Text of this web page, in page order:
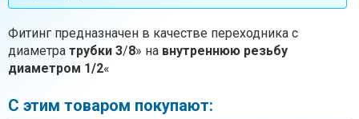
Фитинг предназначен в качестве переходника с
диаметра трубки 3/8» на внутреннюю резьбу
диаметром 1/2«
С этим товаром покупают: